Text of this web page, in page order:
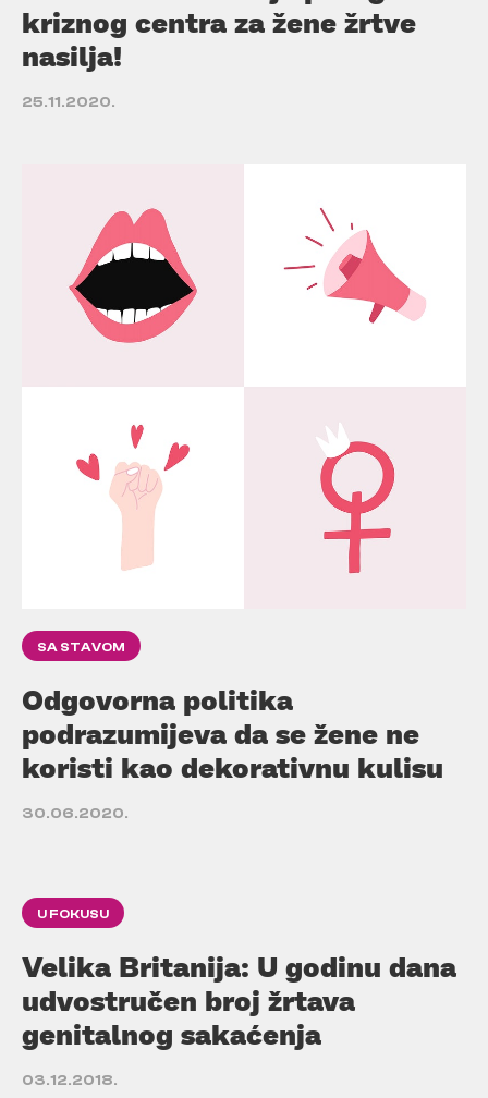
kriznog centra za žene žrtve
nasilja!
25.11.2020.
SA STAVOM
Odgovorna politika
podrazumijeva da se žene ne
koristi kao dekorativnu kulisu
30.06.2020.
U FOKUSU
Velika Britanija: U godinu dana
udvostručen broj žrtava
genitalnog sakaćenja
03.12.2018.